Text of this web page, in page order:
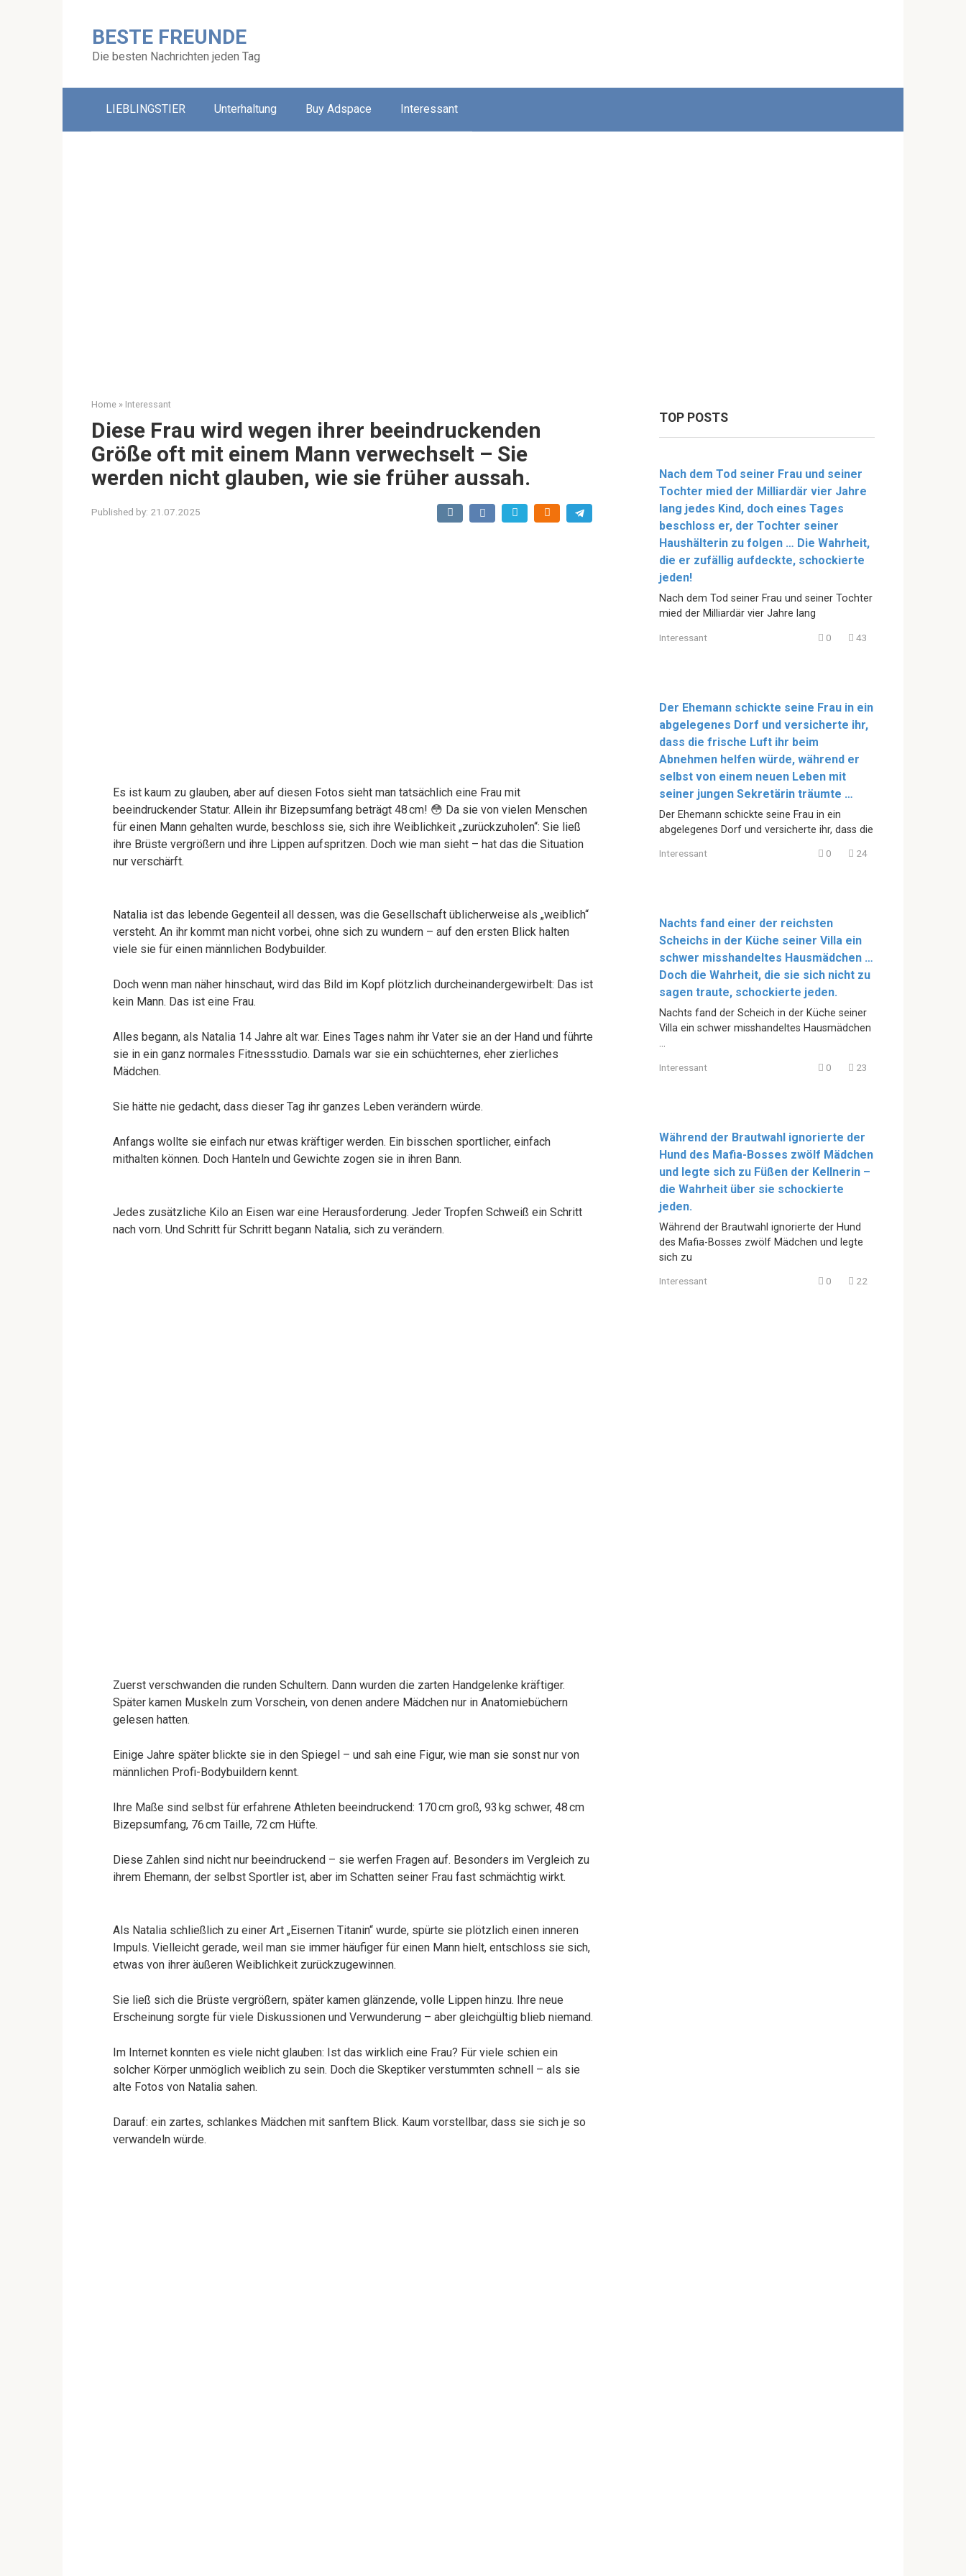
BESTE FREUNDE
Die besten Nachrichten jeden Tag
LIEBLINGSTIER Unterhaltung Buy Adspace Interessant
Home » Interessant
Diese Frau wird wegen ihrer beeindruckenden
Größe oft mit einem Mann verwechselt – Sie
werden nicht glauben, wie sie früher aussah.
Published by: 21.07.2025
Es ist kaum zu glauben, aber auf diesen Fotos sieht man tatsächlich eine Frau mit
beeindruckender Statur. Allein ihr Bizepsumfang beträgt 48 cm! 😳 Da sie von vielen Menschen
für einen Mann gehalten wurde, beschloss sie, sich ihre Weiblichkeit „zurückzuholen“: Sie ließ
ihre Brüste vergrößern und ihre Lippen aufspritzen. Doch wie man sieht – hat das die Situation
nur verschärft.
Natalia ist das lebende Gegenteil all dessen, was die Gesellschaft üblicherweise als „weiblich“
versteht. An ihr kommt man nicht vorbei, ohne sich zu wundern – auf den ersten Blick halten
viele sie für einen männlichen Bodybuilder.
Doch wenn man näher hinschaut, wird das Bild im Kopf plötzlich durcheinandergewirbelt: Das ist
kein Mann. Das ist eine Frau.
Alles begann, als Natalia 14 Jahre alt war. Eines Tages nahm ihr Vater sie an der Hand und führte
sie in ein ganz normales Fitnessstudio. Damals war sie ein schüchternes, eher zierliches
Mädchen.
Sie hätte nie gedacht, dass dieser Tag ihr ganzes Leben verändern würde.
Anfangs wollte sie einfach nur etwas kräftiger werden. Ein bisschen sportlicher, einfach
mithalten können. Doch Hanteln und Gewichte zogen sie in ihren Bann.
Jedes zusätzliche Kilo an Eisen war eine Herausforderung. Jeder Tropfen Schweiß ein Schritt
nach vorn. Und Schritt für Schritt begann Natalia, sich zu verändern.
Zuerst verschwanden die runden Schultern. Dann wurden die zarten Handgelenke kräftiger.
Später kamen Muskeln zum Vorschein, von denen andere Mädchen nur in Anatomiebüchern
gelesen hatten.
Einige Jahre später blickte sie in den Spiegel – und sah eine Figur, wie man sie sonst nur von
männlichen Profi-Bodybuildern kennt.
Ihre Maße sind selbst für erfahrene Athleten beeindruckend: 170 cm groß, 93 kg schwer, 48 cm
Bizepsumfang, 76 cm Taille, 72 cm Hüfte.
Diese Zahlen sind nicht nur beeindruckend – sie werfen Fragen auf. Besonders im Vergleich zu
ihrem Ehemann, der selbst Sportler ist, aber im Schatten seiner Frau fast schmächtig wirkt.
Als Natalia schließlich zu einer Art „Eisernen Titanin“ wurde, spürte sie plötzlich einen inneren
Impuls. Vielleicht gerade, weil man sie immer häufiger für einen Mann hielt, entschloss sie sich,
etwas von ihrer äußeren Weiblichkeit zurückzugewinnen.
Sie ließ sich die Brüste vergrößern, später kamen glänzende, volle Lippen hinzu. Ihre neue
Erscheinung sorgte für viele Diskussionen und Verwunderung – aber gleichgültig blieb niemand.
Im Internet konnten es viele nicht glauben: Ist das wirklich eine Frau? Für viele schien ein
solcher Körper unmöglich weiblich zu sein. Doch die Skeptiker verstummten schnell – als sie
alte Fotos von Natalia sahen.
Darauf: ein zartes, schlankes Mädchen mit sanftem Blick. Kaum vorstellbar, dass sie sich je so
verwandeln würde.
TOP POSTS
Nach dem Tod seiner Frau und seiner
Tochter mied der Milliardär vier Jahre
lang jedes Kind, doch eines Tages
beschloss er, der Tochter seiner
Haushälterin zu folgen … Die Wahrheit,
die er zufällig aufdeckte, schockierte
jeden!
Nach dem Tod seiner Frau und seiner Tochter
mied der Milliardär vier Jahre lang
Interessant 0 43
Der Ehemann schickte seine Frau in ein
abgelegenes Dorf und versicherte ihr,
dass die frische Luft ihr beim
Abnehmen helfen würde, während er
selbst von einem neuen Leben mit
seiner jungen Sekretärin träumte …
Der Ehemann schickte seine Frau in ein
abgelegenes Dorf und versicherte ihr, dass die
Interessant 0 24
Nachts fand einer der reichsten
Scheichs in der Küche seiner Villa ein
schwer misshandeltes Hausmädchen …
Doch die Wahrheit, die sie sich nicht zu
sagen traute, schockierte jeden.
Nachts fand der Scheich in der Küche seiner
Villa ein schwer misshandeltes Hausmädchen
…
Interessant 0 23
Während der Brautwahl ignorierte der
Hund des Mafia-Bosses zwölf Mädchen
und legte sich zu Füßen der Kellnerin –
die Wahrheit über sie schockierte
jeden.
Während der Brautwahl ignorierte der Hund
des Mafia-Bosses zwölf Mädchen und legte
sich zu
Interessant 0 22